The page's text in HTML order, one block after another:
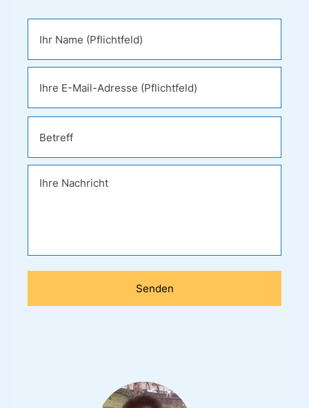
lasse
Feld
leer.
Bitte